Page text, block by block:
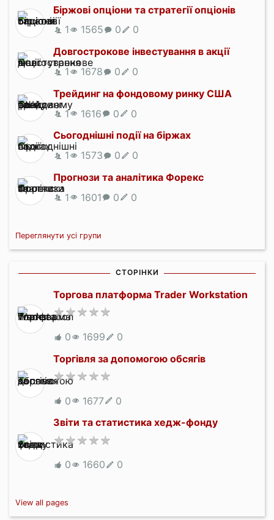
Біржові опціони та стратегії опціонів
1
1565 0
0
Довгострокове інвестування в акції
1
1678 0
0
Трейдинг на фондовому ринку США
1
1616 0
0
Сьогоднішні події на біржах
1
1573 0
0
Прогнози та аналітика Форекс
1
1601 0 0
Переглянути усі групи
СТОРІНКИ
Торгова платформа Trader Workstation
0 1699
0
Торгівля за допомогою обсягів
0 1677
0
Звіти та статистика хедж-фонду
0 1660 0
View all pages